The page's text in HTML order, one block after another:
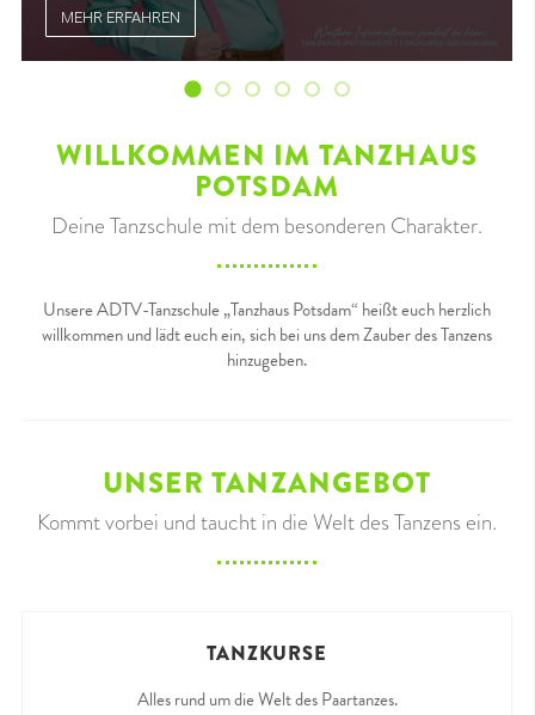
MEHR ERFAHREN
Ich glaub', es geht schon wieder los
Unser Ferienprogramm im Sommer
ab Montag, 20. Juli 2026
Mal wieder Zeit für eine "gepflegte"
Ja, genau dich
Cha Cha Cha, Walzer und
WILLKOMMEN IM TANZHAUS
POTSDAM
Deine Tanzschule mit dem besonderen Charakter.
Unsere ADTV-Tanzschule „Tanzhaus Potsdam“ heißt euch herzlich
willkommen und lädt euch ein, sich bei uns dem Zauber des Tanzens
hinzugeben.
UNSER TANZANGEBOT
Kommt vorbei und taucht in die Welt des Tanzens ein.
TANZKURSE
Alles rund um die Welt des Paartanzes.